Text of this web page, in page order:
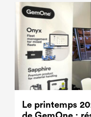
Le printemps